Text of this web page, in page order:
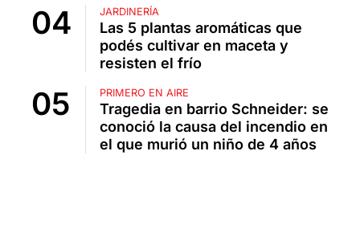
JARDINERÍA
Las 5 plantas aromáticas que
podés cultivar en maceta y
resisten el frío
PRIMERO EN AIRE
Tragedia en barrio Schneider: se
conoció la causa del incendio en
el que murió un niño de 4 años